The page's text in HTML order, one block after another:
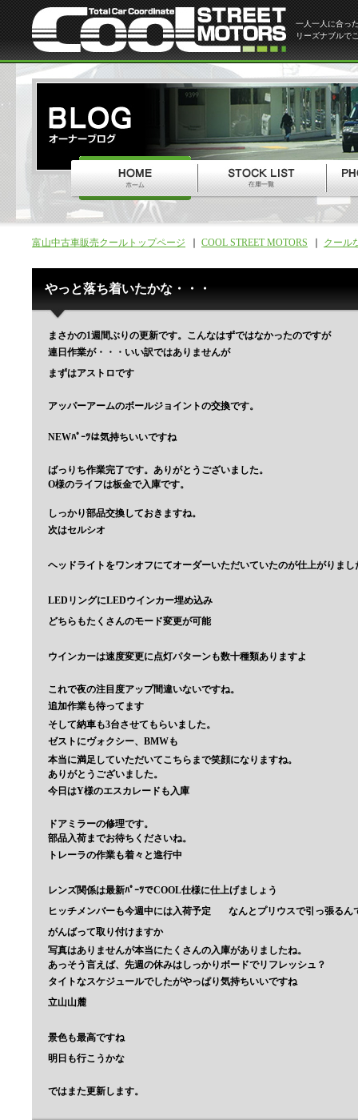
一人一人に合っ
リーズナブルで
富山中古車販売クールトップページ COOL STREET MOTORS クール
やっと落ち着いたかな・・・
まさかの1週間ぶりの更新です。こんなはずではなかったのですが
連日作業が・・・いい訳ではありませんが
まずはアストロです
アッパーアームのボールジョイントの交換です。
NEWﾊﾟｰﾂは気持ちいいですね
ばっりち作業完了です。ありがとうございました。
O様のライフは板金で入庫です。
しっかり部品交換しておきますね。
次はセルシオ
ヘッドライトをワンオフにてオーダーいただいていたのが仕上がりまし
LEDリングにLEDウインカー埋め込み
どちらもたくさんのモード変更が可能
ウインカーは速度変更に点灯パターンも数十種類ありますよ
これで夜の注目度アップ間違いないですね。
追加作業も待ってます
そして納車も3台させてもらいました。
ゼストにヴォクシー、BMWも
本当に満足していただいてこちらまで笑顔になりますね。
ありがとうございました。
今日はY様のエスカレードも入庫
ドアミラーの修理です。
部品入荷までお待ちくださいね。
トレーラの作業も着々と進行中
レンズ関係は最新ﾊﾟｰﾂでCOOL仕様に仕上げましょう
ヒッチメンバーも今週中には入荷予定
なんとプリウスで引っ張るん
がんばって取り付けますか
写真はありませんが本当にたくさんの入庫がありましたね。
あっそう言えば、先週の休みはしっかりボードでリフレッシュ？
タイトなスケジュールでしたがやっぱり気持ちいいですね
立山山麓
景色も最高ですね
明日も行こうかな
ではまた更新します。